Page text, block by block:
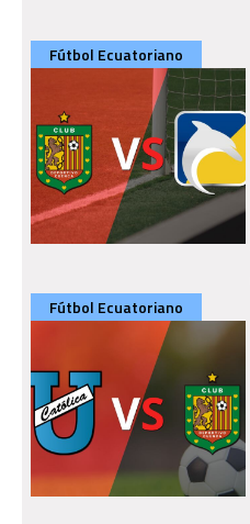
Fútbol Ecuatoriano
Fútbol Ecuatoriano